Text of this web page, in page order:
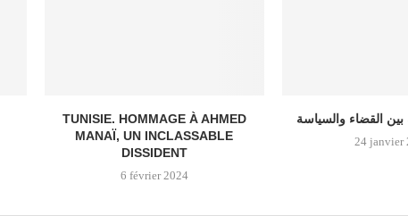
TUNISIE. HOMMAGE À AHMED
MANAÏ, UN INCLASSABLE
DISSIDENT
6 février 2024
بين القضاء والسياسة
24 janvier